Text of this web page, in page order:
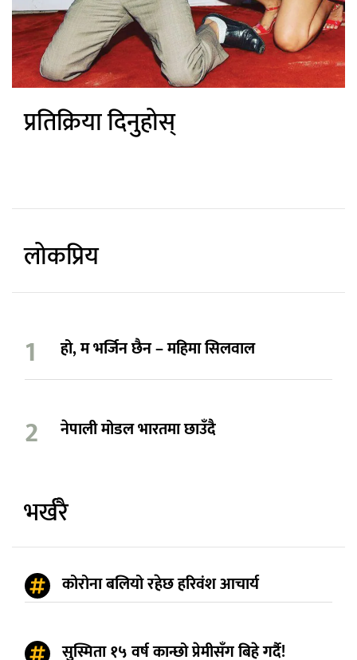
प्रतिक्रिया दिनुहोस्
लोकप्रिय
हो, म भर्जिन छैन – महिमा सिलवाल
नेपाली मोडल भारतमा छाउँदै
भर्खरै
कोरोना बलियो रहेछ हरिवंश आचार्य
सुस्मिता १५ वर्ष कान्छो प्रेमीसँग बिहे गर्दै!